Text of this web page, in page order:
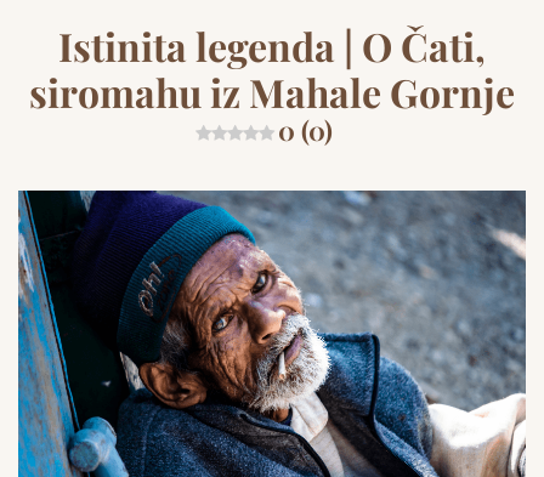
Istinita legenda | O Čati,
siromahu iz Mahale Gornje
0 (0)